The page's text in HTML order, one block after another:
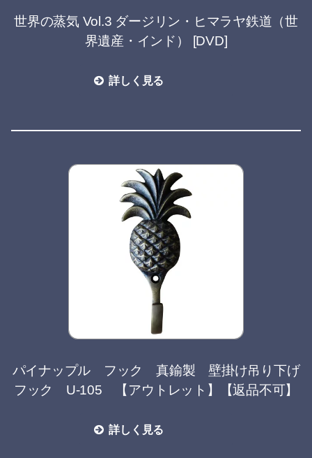
世界の蒸気 Vol.3 ダージリン・ヒマラヤ鉄道（世
界遺産・インド） [DVD]
詳しく見る
パイナップル フック 真鍮製 壁掛け吊り下げ
フック U-105 【アウトレット】【返品不可】
詳しく見る